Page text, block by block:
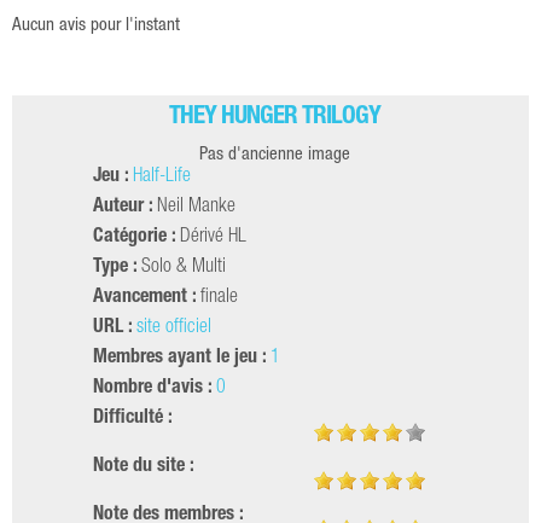
Aucun avis pour l'instant
THEY HUNGER TRILOGY
Pas d'ancienne image
Jeu : Half-Life
Auteur : Neil Manke
Catégorie : Dérivé HL
Type : Solo & Multi
Avancement : finale
URL : site officiel
Membres ayant le jeu : 1
Nombre d'avis : 0
Difficulté :
Note du site :
Note des membres :